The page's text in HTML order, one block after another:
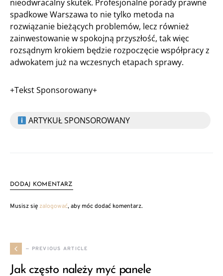
nieodwracalny skutek. Profesjonalne porady prawne
spadkowe Warszawa to nie tylko metoda na
rozwiązanie bieżących problemów, lecz również
zainwestowanie w spokojną przyszłość, tak więc
rozsądnym krokiem będzie rozpoczęcie współpracy z
adwokatem już na wczesnych etapach sprawy.
+Tekst Sponsorowany+
ARTYKUŁ SPONSOROWANY
DODAJ KOMENTARZ
Musisz sięzalogować, aby móc dodać komentarz.
— PREVIOUS ARTICLE
Jak często należy myć panele